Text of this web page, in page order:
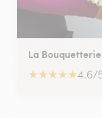
La Bouquetterie
★★★★★4.6/